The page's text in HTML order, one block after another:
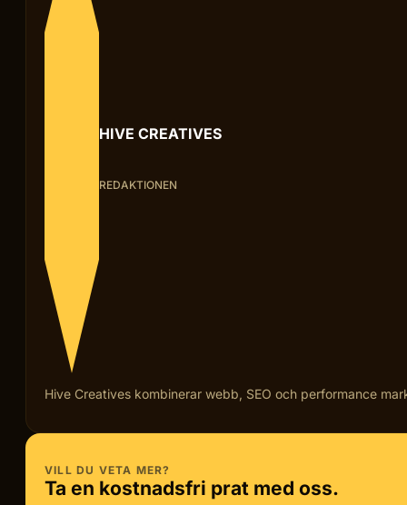
HIVE CREATIVES
REDAKTIONEN
Hive Creatives kombinerar webb, SEO och performance
VILL DU VETA MER?
Ta en kostnadsfri prat med oss.